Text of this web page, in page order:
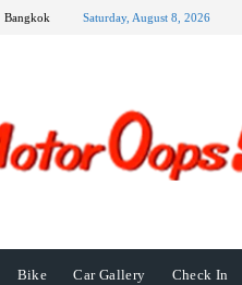
Bangkok Saturday, August 8, 2026
Bike Car Gallery Check In